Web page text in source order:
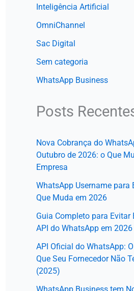
Inteligência Artificial
OmniChannel
Sac Digital
Sem categoria
WhatsApp Business
Posts
Nova Cobrança do
Outubro de 2026: o Que
Empresa
WhatsApp Username para
Que Muda em 2026
Guia Completo para Evitar
API do WhatsApp em 2026
API Oficial do WhatsApp:
Que Seu Fornecedor Não
(2025)